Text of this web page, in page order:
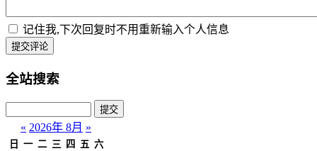
记住我,下次回复时不用重新输入个人信息
提交评论
全站搜索
« 2026年 8月 »
日 一 二 三 四 五 六